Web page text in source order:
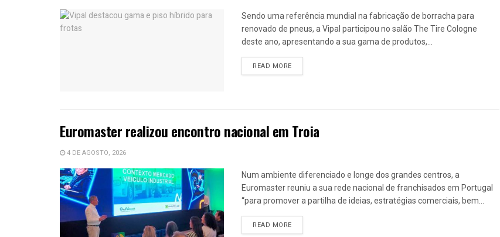
Sendo uma referência mundial na fabricação de borracha para
renovado de pneus, a Vipal participou no salão The Tire Cologne
deste ano, apresentando a sua gama de produtos,...
READ MOREDETAILS
Euromaster realizou encontro nacional em Troia
4 DE AGOSTO, 2026
Num ambiente diferenciado e longe dos grandes centros, a
Euromaster reuniu a sua rede nacional de franchisados em Portugal
“para promover a partilha de ideias, estratégias comerciais, bem...
READ MOREDETAILS